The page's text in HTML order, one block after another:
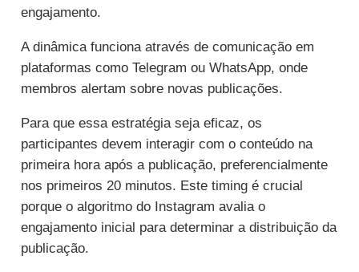
engajamento.
A dinâmica funciona através de comunicação em
plataformas como Telegram ou WhatsApp, onde
membros alertam sobre novas publicações.
Para que essa estratégia seja eficaz, os
participantes devem interagir com o conteúdo na
primeira hora após a publicação, preferencialmente
nos primeiros 20 minutos. Este timing é crucial
porque o algoritmo do Instagram avalia o
engajamento inicial para determinar a distribuição da
publicação.